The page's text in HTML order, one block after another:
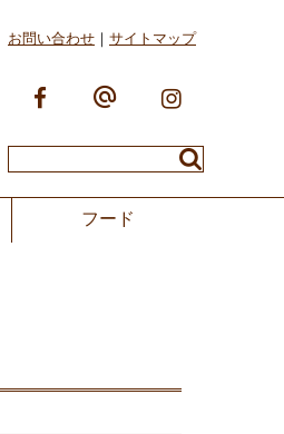
お問い合わせ サイトマップ
フード